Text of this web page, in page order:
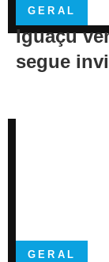
GERAL
Iguaçu
segue
GERAL